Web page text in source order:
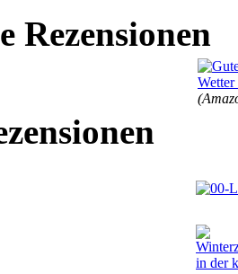
Rezensionen